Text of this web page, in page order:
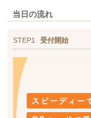
当日の流れ
STEP1 受付開始